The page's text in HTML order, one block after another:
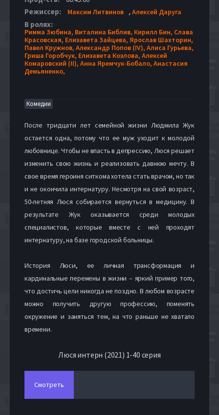
Режиссер: Максим Литвинов , Алексей Даруга
В ролях:
Римма Зюбина, Виталина Библив, Кирилл Бин, Слава
Красовская, Елизавета Зайцева, Ярослав Шахторин,
Павел Кружнов, Александр Попов (IV), Алиса Гурьева,
Гриша Горобчук, Елизавета Козлова, Алексей
Комаровский (II), Анна Яремчук-Бобало, Анастасия
Демьяненко,
Комедии
После тридцати лет семейной жизни Людмила Жук
остается одна, потому что ее муж уходит к молодой
любовнице. Чтобы не впасть в депрессию, Люся решает
изменить свою жизнь и реализовать давнюю мечту. В
свое время героиня ситкома хотела стать врачом, но так
и не окончила интернатуру. Несмотря на свой возраст,
50-летняя Люся собирается вернуться в медицину. В
результате Жук оказывается среди молодых
специалистов, которые вместе с ней проходят
интернатуру, на базе городской больницы.
История Люси, ее личная трансформация и
кардинальные перемены в жизни – яркий пример того,
что достичь цели никогда не поздно. В любом возрасте
можно получить другую профессию, поменять
окружение и заняться тем, на что раньше не хватало
времени.
Люся интерн (2021) 1-40 серия
Смотреть